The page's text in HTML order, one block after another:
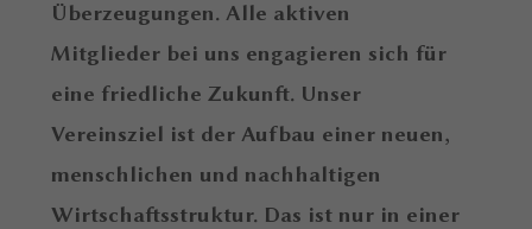
Überzeugungen. Alle aktiven
Mitglieder bei uns engagieren sich für
eine friedliche Zukunft. Unser
Vereinsziel ist der Aufbau einer neuen,
menschlichen und nachhaltigen
Wirtschaftsstruktur. Das ist nur in einer